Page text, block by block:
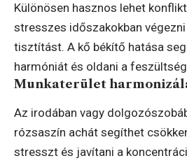
Különösen hasznos lehet
stresszes időszakokban
tisztítást. A kő békítő hatása
harmóniát és oldani a
Munkaterület
Az irodában vagy
rózsaszín achát segíthet
stresszt és javítani a